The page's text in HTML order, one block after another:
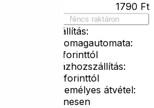
1790 Ft
Nincs raktáron
Szállítás:
- Csomagautomata:
1190 forinttól
- Házhozszállítás:
2190 forinttól
- Személyes átvétel:
ingyenesen